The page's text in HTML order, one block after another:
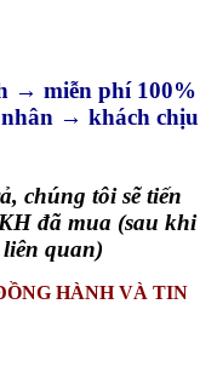
→ miễn phí 100%
nhân → khách chịu
chúng tôi sẽ tiến
đã mua (sau khi
quan)
HÀNH VÀ TIN